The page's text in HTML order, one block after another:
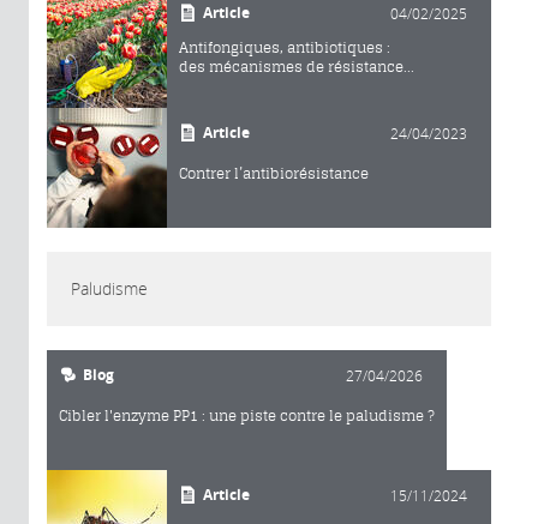
Article 04/02/2025
Antifongiques, antibiotiques :
des mécanismes de résistance...
Article 24/04/2023
Contrer l’antibiorésistance
Paludisme
Blog 27/04/2026
Cibler l'enzyme PP1 : une piste contre le paludisme ?
Article 15/11/2024